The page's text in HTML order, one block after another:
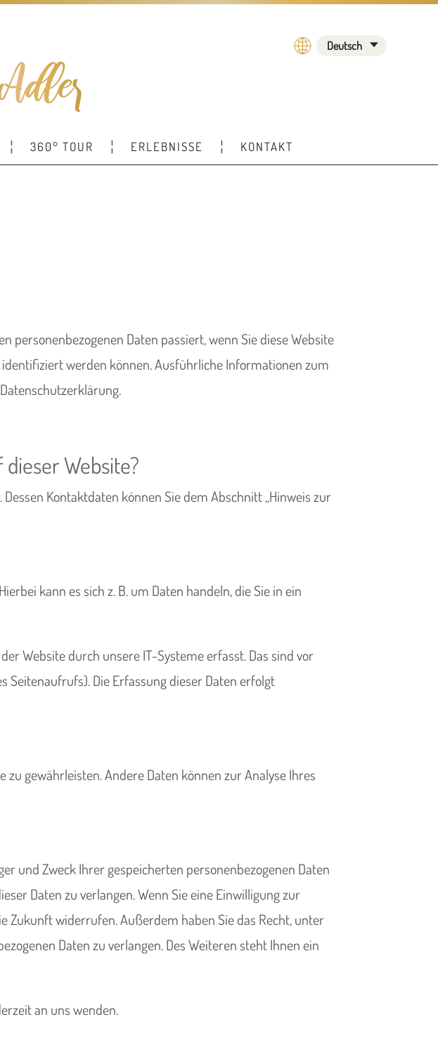
360° TOUR ERLEBNISSE KONTAKT
Deutsch
personenbezogenen Daten passiert, wenn Sie diese Website
werden können. Ausführliche Informationen zum
Website?
Kontaktdaten können Sie dem Abschnitt „Hinweis zur
kann es sich z. B. um Daten handeln, die Sie in ein
Website durch unsere IT-Systeme erfasst. Das sind vor
Seitenaufrufs). Die Erfassung dieser Daten erfolgt
gewährleisten. Andere Daten können zur Analyse Ihres
und Zweck Ihrer gespeicherten personenbezogenen Daten
Daten zu verlangen. Wenn Sie eine Einwilligung zur
Zukunft widerrufen. Außerdem haben Sie das Recht, unter
Daten zu verlangen. Des Weiteren steht Ihnen ein
an uns wenden.